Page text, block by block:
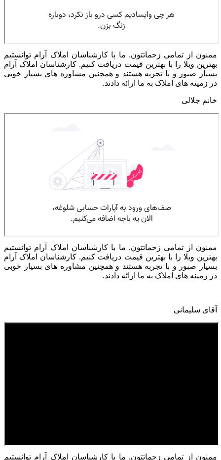
ممنون از تمامی زحماتتون. ما با کارشناسان املاک آرام توانستیم
بهترین ویلا را با بهترین قیمت دریافت کنیم. کارشناسان املاک آرام
بسیار صبور و با تجربه هستند و همچنین مشاوره های بسیار خوبی
در زمینه های املاک به ما ارائه دادند.
خانم جلالی
ممنون از تمامی زحماتتون. ما با کارشناسان املاک آرام توانستیم
بهترین ویلا را با بهترین قیمت دریافت کنیم. کارشناسان املاک آرام
بسیار صبور و با تجربه هستند و همچنین مشاوره های بسیار خوبی
در زمینه های املاک به ما ارائه دادند.
آقای سلیمانی
ممنون از تمامی زحماتتون. ما با کارشناسان املاک آرام توانستیم